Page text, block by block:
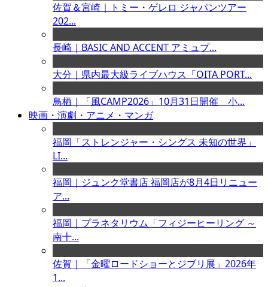
佐賀＆宮崎｜トミー・ゲレロ ジャパンツアー
202...
長崎｜BASIC AND ACCENT アミュプ...
大分｜県内最大級ライブハウス「OITA PORT...
鳥栖｜「風CAMP2026」10月31日開催 小...
映画・演劇・アニメ・マンガ
福岡「ストレンジャー・シングス 未知の世界」
LI...
福岡｜ジュンク堂書店 福岡店が8月4日リニュー
ア...
福岡｜プラネタリウム「フィジーヒーリング ～
南十...
佐賀｜「金曜ロードショーとジブリ展」2026年
1...